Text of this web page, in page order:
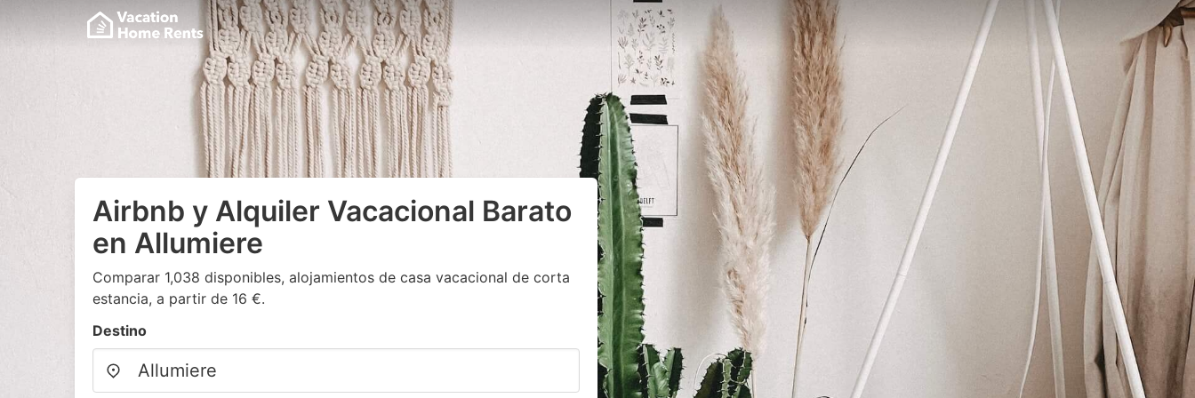
Airbnb y Alquiler Vacacional Barato
en Allumiere
Comparar 1,038 disponibles, alojamientos de casa vacacional de corta
estancia, a partir de 16 €.
Destino